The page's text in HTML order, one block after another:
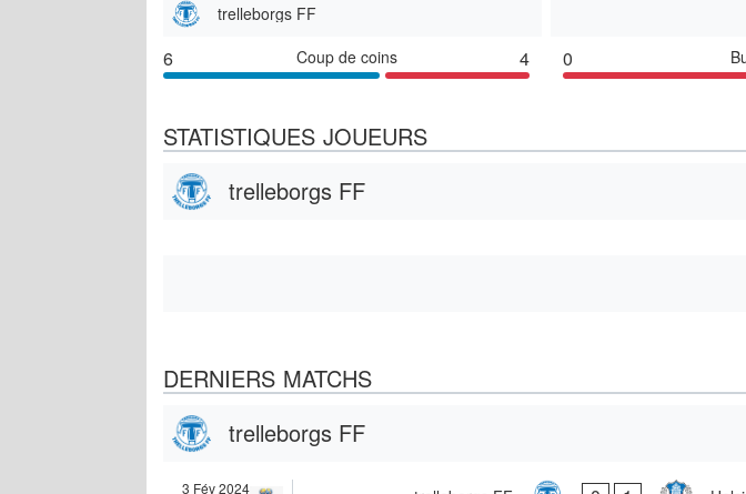
trelleborgs FF
6 Coup de coins 4 0
STATISTIQUES JOUEURS
trelleborgs FF
DERNIERS MATCHS
trelleborgs FF
3 Fév 2024